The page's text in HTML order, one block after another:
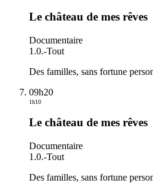
Le château de mes rêves
Documentaire
1.0.-Tout
Des familles, sans fortune
09h20
1h10
Le château de mes rêves
Documentaire
1.0.-Tout
Des familles, sans fortune